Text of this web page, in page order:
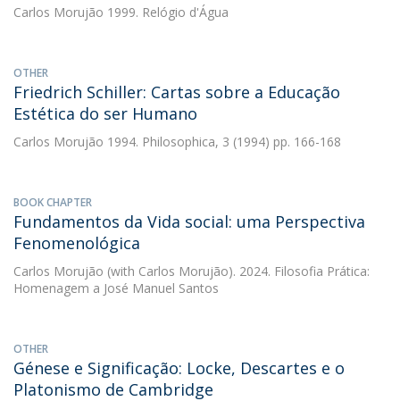
Carlos Morujão 1999. Relógio d'Água
OTHER
Friedrich Schiller: Cartas sobre a Educação
Estética do ser Humano
Carlos Morujão 1994. Philosophica, 3 (1994) pp. 166-168
BOOK CHAPTER
Fundamentos da Vida social: uma Perspectiva
Fenomenológica
Carlos Morujão (with Carlos Morujão). 2024. Filosofia Prática:
Homenagem a José Manuel Santos
OTHER
Génese e Significação: Locke, Descartes e o
Platonismo de Cambridge